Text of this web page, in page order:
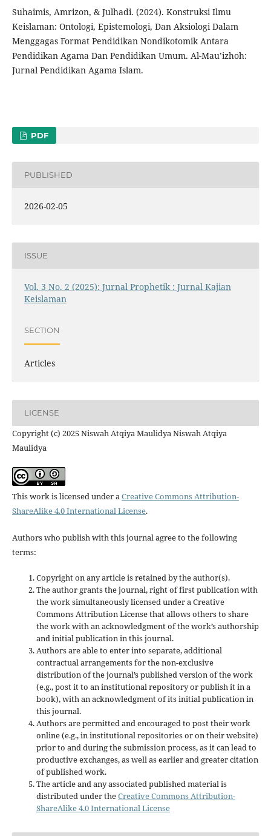
Suhaimis, Amrizon, & Julhadi. (2024). Konstruksi Ilmu
Keislaman: Ontologi, Epistemologi, Dan Aksiologi Dalam
Menggagas Format Pendidikan Nondikotomik Antara
Pendidikan Agama Dan Pendidikan Umum. Al-Mau’izhoh:
Jurnal Pendidikan Agama Islam.
PDF
PUBLISHED
2026-02-05
ISSUE
Vol. 3 No. 2 (2025): Jurnal Prophetik : Jurnal Kajian
Keislaman
SECTION
Articles
LICENSE
Copyright (c) 2025 Niswah Atqiya Maulidya Niswah Atqiya
Maulidya
This work is licensed under aCreative Commons Attribution-
ShareAlike 4.0 International License.
Authors who publish with this journal agree to the following
terms:
Copyright on any article is retained by the author(s).
The author grants the journal, right of first publication with
the work simultaneously licensed under a Creative
Commons Attribution License that allows others to share
the work with an acknowledgment of the work’s authorship
and initial publication in this journal.
Authors are able to enter into separate, additional
contractual arrangements for the non-exclusive
distribution of the journal’s published version of the work
(e.g., post it to an institutional repository or publish it in a
book), with an acknowledgment of its initial publication in
this journal.
Authors are permitted and encouraged to post their work
online (e.g., in institutional repositories or on their website)
prior to and during the submission process, as it can lead to
productive exchanges, as well as earlier and greater citation
of published work.
The article and any associated published material is
distributed under theCreative Commons Attribution-
ShareAlike 4.0 International License